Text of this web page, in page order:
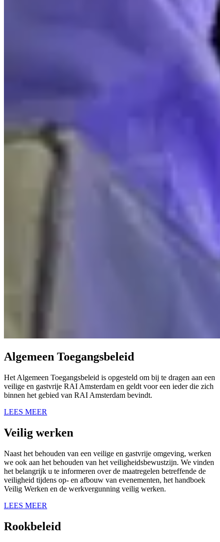
Algemeen Toegangsbeleid
Het Algemeen Toegangsbeleid is opgesteld om bij te dragen aan een
veilige en gastvrije RAI Amsterdam en geldt voor een ieder die zich
binnen het gebied van RAI Amsterdam bevindt.
LEES MEER
Veilig werken
Naast het behouden van een veilige en gastvrije omgeving, werken
we ook aan het behouden van het veiligheidsbewustzijn. We vinden
het belangrijk u te informeren over de maatregelen betreffende de
veiligheid tijdens op- en afbouw van evenementen, het handboek
Veilig Werken en de werkvergunning veilig werken.
LEES MEER
Rookbeleid